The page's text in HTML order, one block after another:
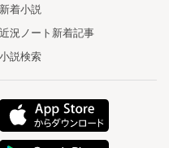
新着小説
近況ノート新着記事
小説検索